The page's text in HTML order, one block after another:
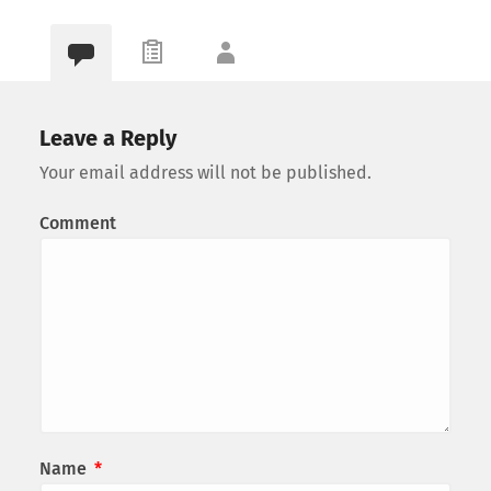
Leave a Reply
Your email address will not be published.
Comment
Name *